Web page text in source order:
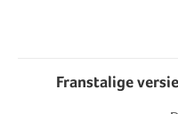
Franstalige